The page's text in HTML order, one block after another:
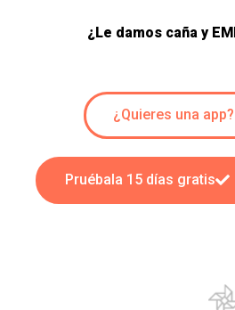
¿Le damos caña y
¿Quieres una
Pruébala 15 días gratis